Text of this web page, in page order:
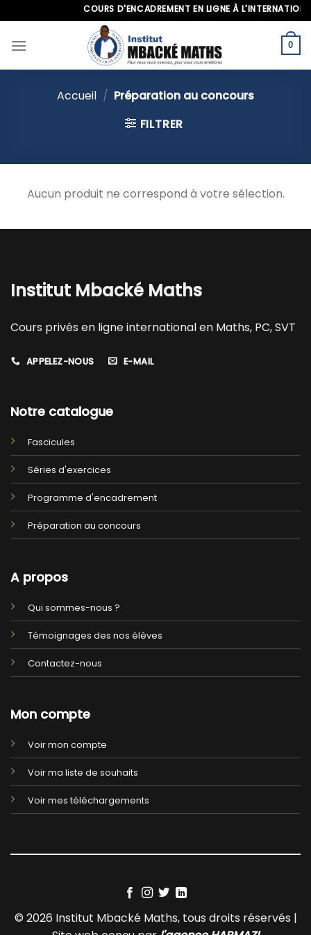
to
content
COURS D'ENCADREMENT EN LIGNE À
0
Accueil / Préparation au concours
FILTRER
Aucun produit ne correspond à votre sélection.
Institut Mbacké Maths
Cours privés en ligne international en Maths, PC, SVT
APPELEZ-NOUS E-MAIL
Notre catalogue
Fascicules
Séries d'exercices
Programme d'encadrement
Préparation au concours
A propos
Qui sommes-nous ?
Témoignages des nos élèves
Contactez-nous
Mon compte
Voir mon compte
Voir ma liste de souhaits
Voir mes téléchargements
© 2026 Institut Mbacké Maths, tous droits réservés |